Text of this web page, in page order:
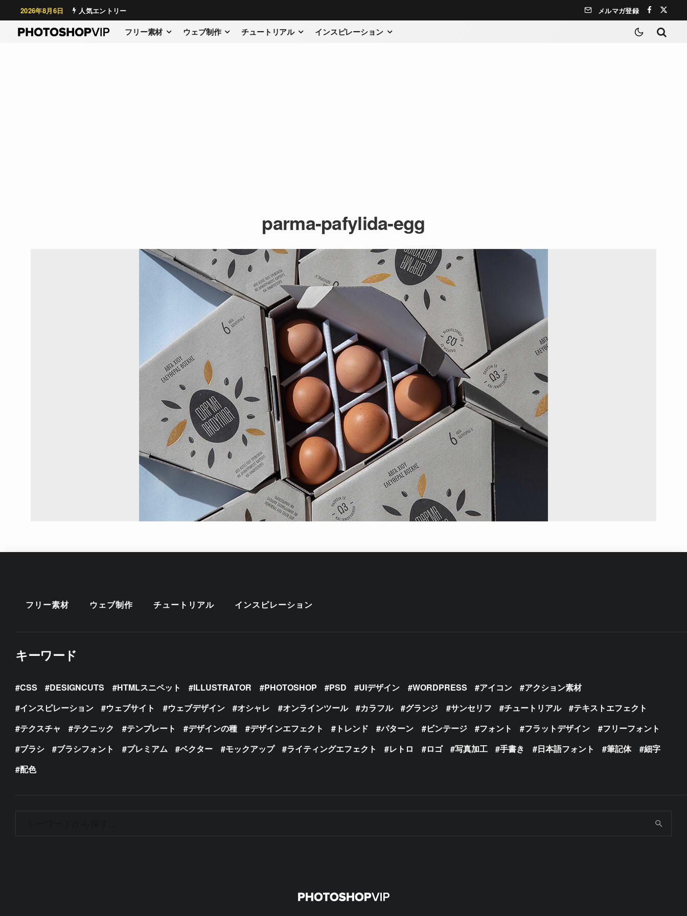
2026年8月6日 人気エントリー メルマガ登録
フリー素材 ウェブ制作 チュートリアル インスピレーション
parma-pafylida-egg
フリー素材 ウェブ制作 チュートリアル インスピレーション
キーワード
CSS DESIGNCUTS HTMLスニペット ILLUSTRATOR PHOTOSHOP PSD UIデザイン WORDPRESS アイコン
アクション素材
インスピレーション
ウェブサイト ウェブデザイン オシャレ オンラインツール カラフル グランジ サンセリフ チュートリアル
テキストエフェクト
テクスチャ
テクニック テンプレート デザインの種 デザインエフェクト トレンド パターン ビンテージ フォント フラットデザイン
フリーフォント
ブラシ
ブラシフォント プレミアム ベクター モックアップ ライティングエフェクト レトロ ロゴ 写真加工 手書き 日本語フォント 筆記体
細字
配色